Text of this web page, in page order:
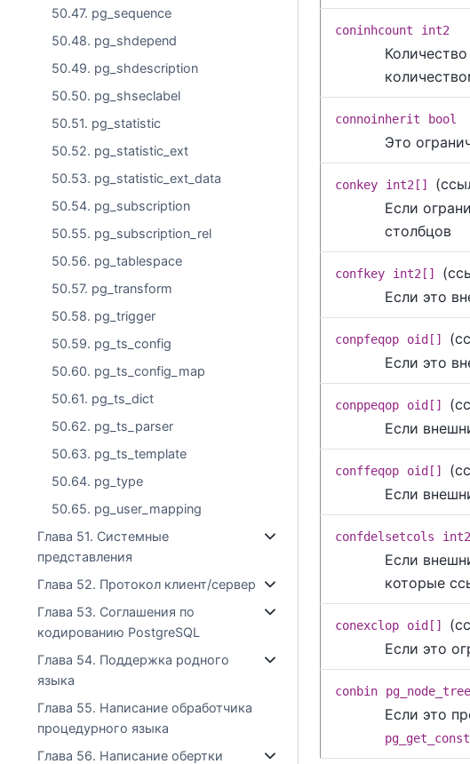
50.47. pg_sequence
50.48. pg_shdepend
50.49. pg_shdescription
50.50. pg_shseclabel
50.51. pg_statistic
50.52. pg_statistic_ext
50.53. pg_statistic_ext_data
50.54. pg_subscription
50.55. pg_subscription_rel
50.56. pg_tablespace
50.57. pg_transform
50.58. pg_trigger
50.59. pg_ts_config
50.60. pg_ts_config_map
50.61. pg_ts_dict
50.62. pg_ts_parser
50.63. pg_ts_template
50.64. pg_type
50.65. pg_user_mapping
Глава 51. Системные
представления
Глава 52. Протокол клиент/сервер
Глава 53. Соглашения по
кодированию PostgreSQL
Глава 54. Поддержка родного
языка
Глава 55. Написание обработчика
процедурного языка
Глава 56. Написание обертки
coninhcount int2
connoinherit bool
Это
conkey int2[]
Если
столбцов
confkey int2[]
Если это
conpfeqop oid[]
Если это
conppeqop oid[]
Если
conffeqop oid[]
Если
confdelsetcols
Если
которые
conexclop oid[]
Если это
conbin pg_node_tree
Если это